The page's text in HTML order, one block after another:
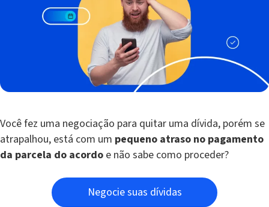
Você fez uma negociação para quitar uma dívida, porém se
atrapalhou, está com um pequeno atraso no pagamento
da parcela do acordo e não sabe como proceder?
Negocie suas dívidas